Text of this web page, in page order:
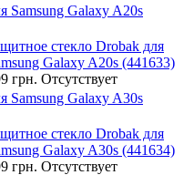
Samsung Galaxy A20s
стекло Drobak для
Galaxy A20s (441633)
грн. Отсутствует
Samsung Galaxy A30s
стекло Drobak для
Galaxy A30s (441634)
грн. Отсутствует